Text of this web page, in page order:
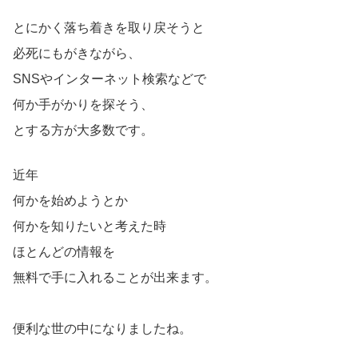
とにかく落ち着きを取り戻そうと
必死にもがきながら、
SNSやインターネット検索などで
何か手がかりを探そう、
とする方が大多数です。
近年
何かを始めようとか
何かを知りたいと考えた時
ほとんどの情報を
無料で手に入れることが出来ます。
便利な世の中になりましたね。